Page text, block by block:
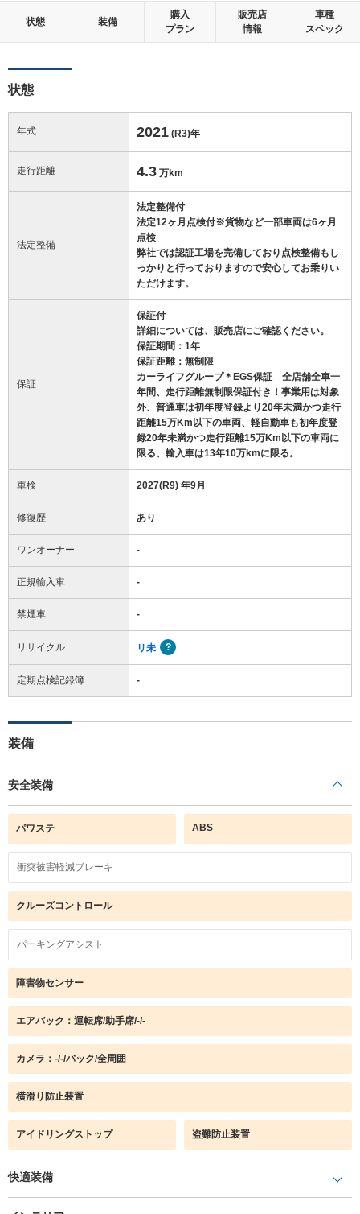
状態 装備
購入
プラン
販売店
情報
車種
スペック
状態
年式 2021 (R3)年
走行距離 4.3 万km
法定整備
法定整備付
法定12ヶ月点検付※貨物など一部車両は6ヶ月
点検
弊社では認証工場を完備しており点検整備もし
っかりと行っておりますので安心してお乗りい
ただけます。
保証
保証付
詳細については、販売店にご確認ください。
保証期間：1年
保証距離：無制限
カーライフグループ＊EGS保証 全店舗全車一
年間、走行距離無制限保証付き！事業用は対象
外、普通車は初年度登録より20年未満かつ走行
距離15万Km以下の車両、軽自動車も初年度登
録20年未満かつ走行距離15万Km以下の車両に
限る、輸入車は13年10万kmに限る。
車検 2027(R9) 年9月
修復歴 あり
ワンオーナー -
正規輸入車 -
禁煙車 -
リサイクル リ未
定期点検記録簿 -
装備
安全装備
パワステ ABS
衝突被害軽減ブレーキ
クルーズコントロール
パーキングアシスト
障害物センサー
エアバック：運転席/助手席/-/-
カメラ：-/-/バック/全周囲
横滑り防止装置
アイドリングストップ 盗難防止装置
快適装備